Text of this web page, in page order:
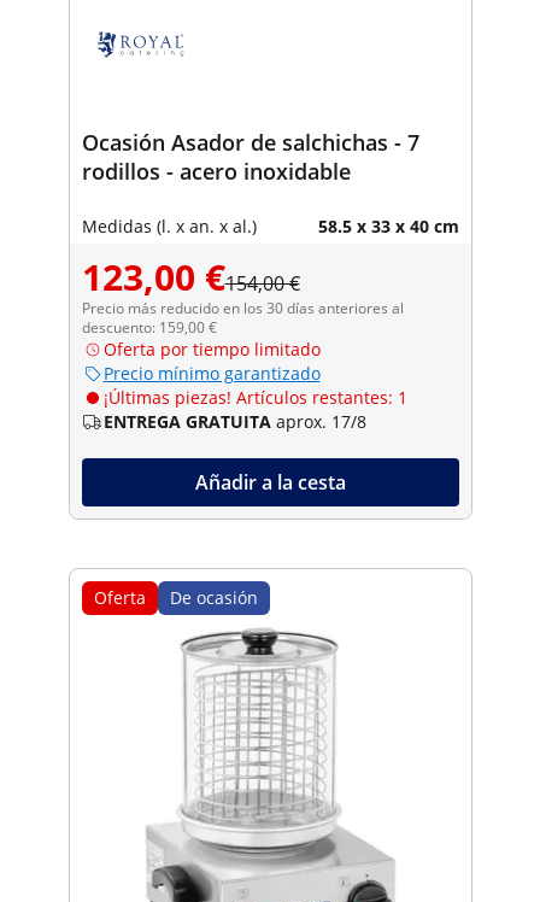
Ocasión Asador de salchichas - 7
rodillos - acero inoxidable
Medidas (l. x an. x al.) 58.5 x 33 x 40 cm
123,00 €154,00 €
Precio más reducido en los 30 días anteriores al
descuento: 159,00 €
Oferta por tiempo limitado
Precio mínimo garantizado
¡Últimas piezas! Artículos restantes: 1
ENTREGA GRATUITA aprox. 17/8
Añadir a la cesta
Oferta De ocasión